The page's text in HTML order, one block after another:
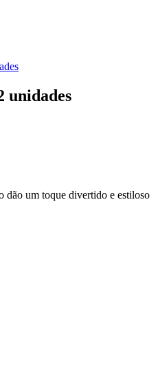
unidades
dão um toque divertido e estiloso